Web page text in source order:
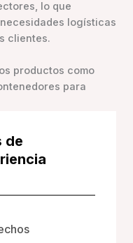
lo que
logísticas
clientes.
productos como
para
de